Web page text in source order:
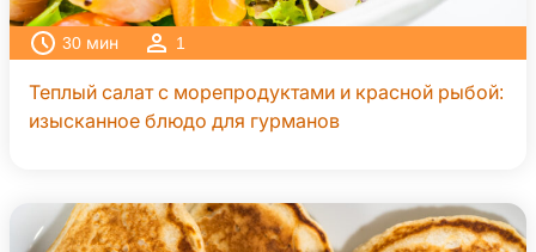
30 мин 1
Теплый салат с морепродуктами и красной рыбой:
изысканное блюдо для гурманов